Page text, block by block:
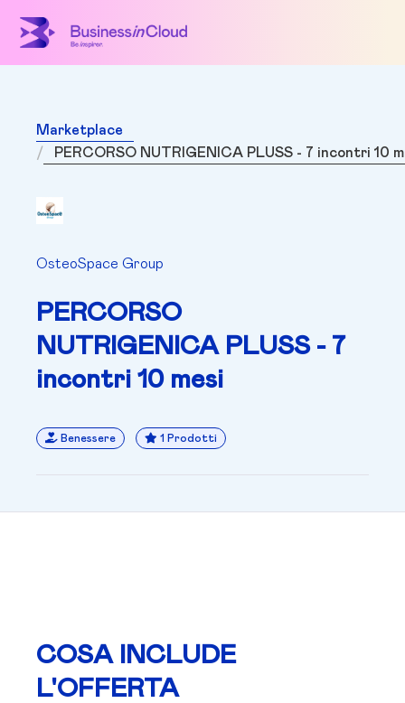
Marketplace
PERCORSO NUTRIGENICA PLUSS - 7 incontri 10
OsteoSpace Group
PERCORSO
NUTRIGENICA PLUSS - 7
incontri 10 mesi
Benessere 1 Prodotti
COSA INCLUDE
L'OFFERTA